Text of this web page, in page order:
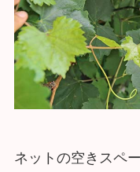
ネットの空きスペ